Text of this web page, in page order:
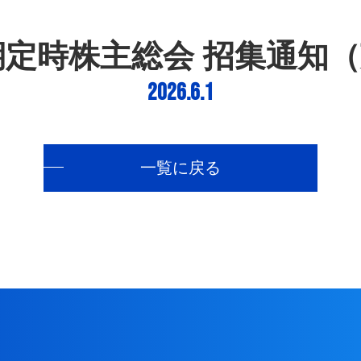
時株主総会 招集通知
2026.6.1
一覧に戻る